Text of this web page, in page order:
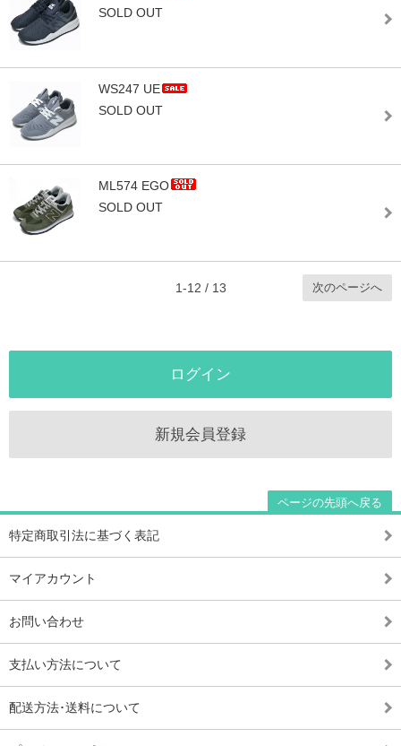
SOLD OUT
WS247 UE
SOLD OUT
ML574 EGO
SOLD OUT
1-12 / 13 次のページへ
ログイン
新規会員登録
ページの先頭へ戻る
特定商取引法に基づく表記
マイアカウント
お問い合わせ
支払い方法について
配送方法･送料について